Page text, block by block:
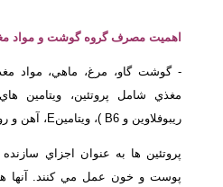
اهميت مصرف گروه گوشت و مواد
- گوشت گاو، مرغ، ماهي، مواد
ريبوفلاوين و B6 )، ويتامينE، آهن و روي و منيزيم مي باشند.
پروتئين ها به عنوان اجزاي
پوست و خون عمل مي كنند. آنها